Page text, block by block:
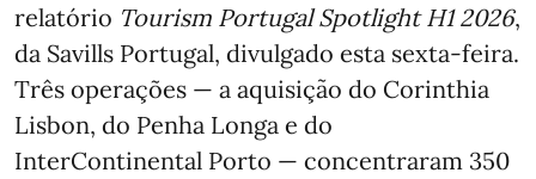
relatório Tourism Portugal Spotlight H1 2026,
da Savills Portugal, divulgado esta sexta-feira.
Três operações — a aquisição do Corinthia
Lisbon, do Penha Longa e do
InterContinental Porto — concentraram 350